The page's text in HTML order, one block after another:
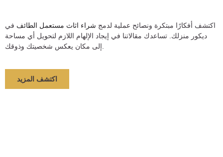
اكتشف أفكارًا مبتكرة ونصائح عملية لدمج شراء اثاث مستعمل الطائف في
ديكور منزلك. تساعدك مقالاتنا في إيجاد الإلهام اللازم لتحويل أي مساحة
إلى مكان يعكس شخصيتك وذوقك.
اكتشف المزيد